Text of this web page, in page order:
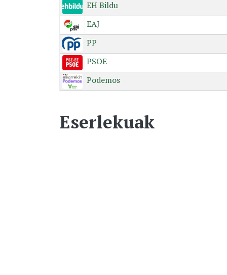
EH Bildu
EAJ
PP
PSOE
Podemos
Eserlekuak